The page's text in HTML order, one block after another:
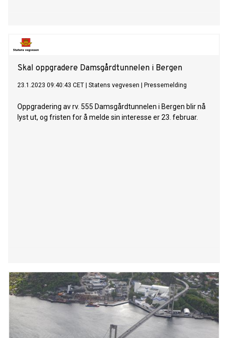
Skal oppgradere Damsgårdtunnelen i Bergen
23.1.2023 09:40:43 CET Statens vegvesen Pressemelding
Oppgradering av rv. 555 Damsgårdtunnelen i Bergen blir nå
lyst ut, og fristen for å melde sin interesse er 23. februar.